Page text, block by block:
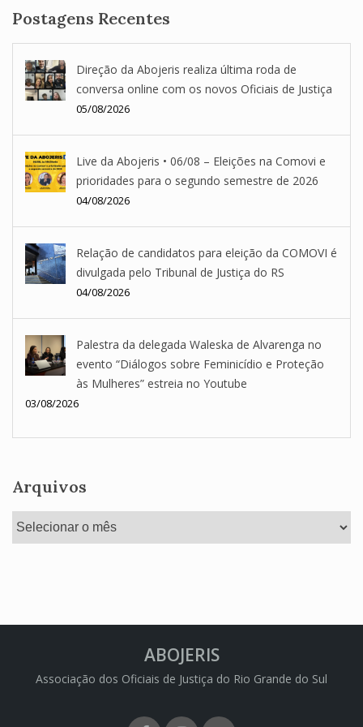
Postagens Recentes
Direção da Abojeris realiza última roda de
conversa online com os novos Oficiais de Justiça
05/08/2026
Live da Abojeris • 06/08 – Eleições na Comovi e
prioridades para o segundo semestre de 2026
04/08/2026
Relação de candidatos para eleição da COMOVI é
divulgada pelo Tribunal de Justiça do RS
04/08/2026
Palestra da delegada Waleska de Alvarenga no
evento “Diálogos sobre Feminicídio e Proteção
às Mulheres” estreia no Youtube
03/08/2026
Arquivos
Arquivos
ABOJERIS
Associação dos Oficiais de Justiça do Rio Grande do Sul